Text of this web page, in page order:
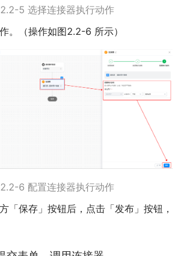
5 选择连接器执行动作
。（操作如图2.2-6 所示）
6 配置连接器执行动作
「保存」按钮后，点击「发布」按钮，